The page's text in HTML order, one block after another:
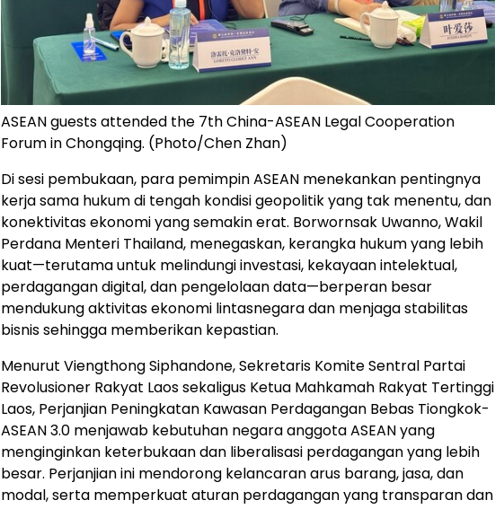
ASEAN guests attended the 7th China-ASEAN Legal Cooperation
Forum in Chongqing. (Photo/Chen Zhan)
Di sesi pembukaan, para pemimpin ASEAN menekankan pentingnya
kerja sama hukum di tengah kondisi geopolitik yang tak menentu, dan
konektivitas ekonomi yang semakin erat. Borwornsak Uwanno, Wakil
Perdana Menteri Thailand, menegaskan, kerangka hukum yang lebih
kuat—terutama untuk melindungi investasi, kekayaan intelektual,
perdagangan digital, dan pengelolaan data—berperan besar
mendukung aktivitas ekonomi lintasnegara dan menjaga stabilitas
bisnis sehingga memberikan kepastian.
Menurut Viengthong Siphandone, Sekretaris Komite Sentral Partai
Revolusioner Rakyat Laos sekaligus Ketua Mahkamah Rakyat Tertinggi
Laos, Perjanjian Peningkatan Kawasan Perdagangan Bebas Tiongkok-
ASEAN 3.0 menjawab kebutuhan negara anggota ASEAN yang
menginginkan keterbukaan dan liberalisasi perdagangan yang lebih
besar. Perjanjian ini mendorong kelancaran arus barang, jasa, dan
modal, serta memperkuat aturan perdagangan yang transparan dan